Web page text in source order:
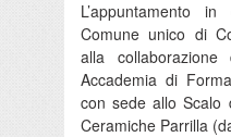
L’appuntamento
Comune unico di
alla
Accademia di
con sede allo Scalo
Ceramiche Parrilla